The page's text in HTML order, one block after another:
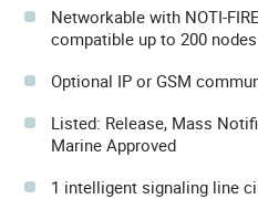
Networkable with NOTI-
compatible up to 200
Optional IP or GSM
Listed: Release, Mass
Marine Approved
1 intelligent signaling line